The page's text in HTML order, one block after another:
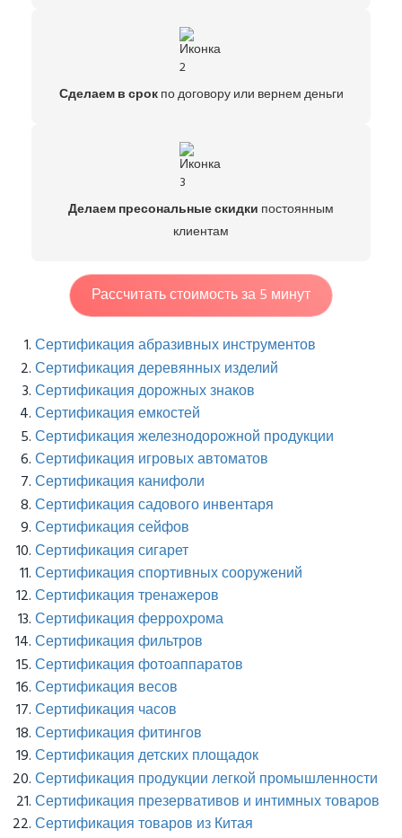
Сделаем в срокпо договору или вернем деньги
Делаем пресональные скидки постоянным
клиентам
Рассчитать стоимость за 5 минут
Сертификация абразивных инструментов
Сертификация деревянных изделий
Сертификация дорожных знаков
Сертификация емкостей
Сертификация железнодорожной продукции
Сертификация игровых автоматов
Сертификация канифоли
Сертификация садового инвентаря
Сертификация сейфов
Сертификация сигарет
Сертификация спортивных сооружений
Сертификация тренажеров
Сертификация феррохрома
Сертификация фильтров
Сертификация фотоаппаратов
Сертификация весов
Сертификация часов
Сертификация фитингов
Сертификация детских площадок
Сертификация продукции легкой промышленности
Сертификация презервативов и интимных товаров
Сертификация товаров из Китая